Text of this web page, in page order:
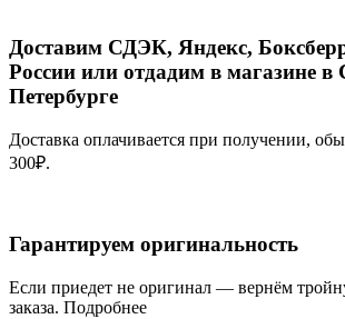
Доставим СДЭК, Яндекс,
России или отдадим в магазине в
Петербурге
Доставка оплачивается при получении,
300₽.
Гарантируем оригинальность
Если приедет не оригинал — вернём
заказа. Подробнее